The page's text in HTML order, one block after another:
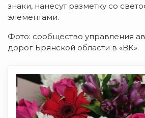
знаки, нанесут разметку со
элементами.
Фото: сообщество управления
дорог Брянской области в «ВК».